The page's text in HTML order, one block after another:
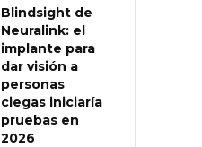
Blindsight de
Neuralink: el
implante para
dar visión a
personas
ciegas iniciaría
pruebas en
2026